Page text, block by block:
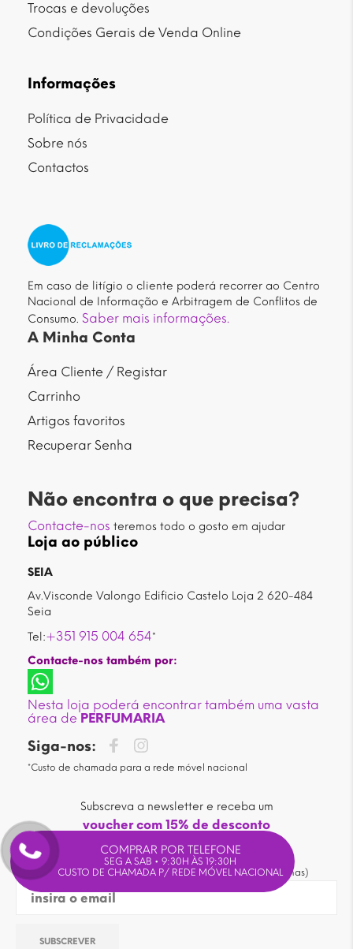
Trocas e devoluções
Condições Gerais de Venda Online
Informações
Política de Privacidade
Sobre nós
Contactos
Em caso de litígio o cliente poderá recorrer ao Centro
Nacional de Informação e Arbitragem de Conflitos de
Consumo. Saber mais informações.
A Minha Conta
Área Cliente / Registar
Carrinho
Artigos favoritos
Recuperar Senha
Não encontra o que precisa?
Contacte-nos teremos todo o gosto em ajudar
Loja ao público
SEIA
Av.Visconde Valongo Edificio Castelo Loja 2 620-484
Seia
Tel:+351 915 004 654*
Contacte-nos também por:
Nesta loja poderá encontrar também uma vasta
área de PERFUMARIA
Siga-nos:
*Custo de chamada para a rede móvel nacional
Subscreva a newsletter e receba um
voucher com 15% de desconto
em compras superiores a 30€*.
(* não acumuláveis com outras promoções ou campanhas)
COMPRAR POR TELEFONE
SEG A SAB • 9:30H ÀS 19:30H
CUSTO DE CHAMADA P/ REDE MÓVEL NACIONAL